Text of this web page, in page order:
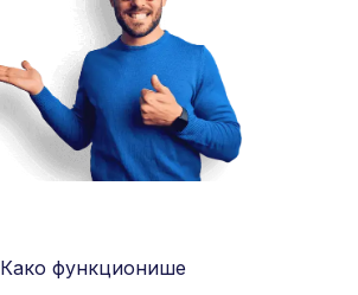
Како функционише